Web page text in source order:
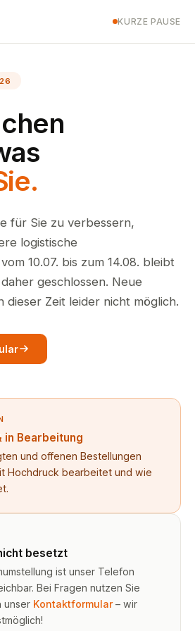
KURZE PAUSE
für Sie zu verbessern,
logistische
10.07. bis zum 14.08. bleibt
geschlossen. Neue
dieser Zeit leider nicht möglich.
in Bearbeitung
und offenen Bestellungen
Hochdruck bearbeitet und wie
besetzt
ist unser Telefon
Bei Fragen nutzen Sie
unser Kontaktformular– wir